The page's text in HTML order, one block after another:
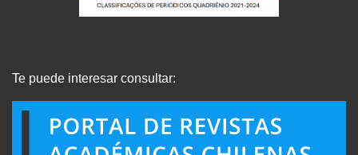
Te puede interesar consultar: